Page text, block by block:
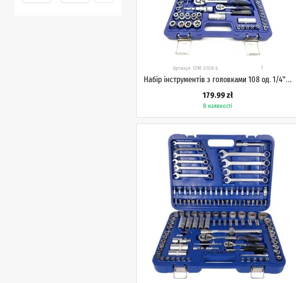
Артикул: STM-0108-6 1
Набір інструментів з головками 108 од. 1/4" і 1/2" бітами тріскачками STANDART STM-0108-6
179.99 zł
В наявності